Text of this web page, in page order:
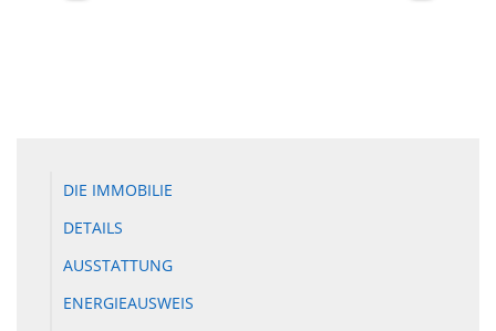
DIE IMMOBILIE
DETAILS
AUSSTATTUNG
ENERGIEAUSWEIS